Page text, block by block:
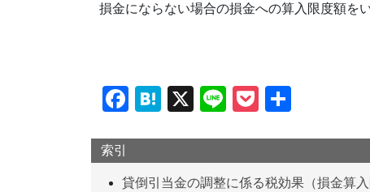
損金にならない場合の損金への算入限度額をい
F
e
H
n
X
Li
P
et
索引
貸倒引当金の調整に係る税効果（損金算